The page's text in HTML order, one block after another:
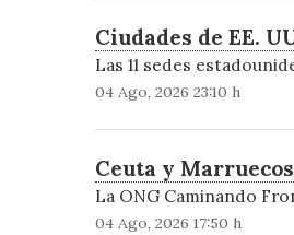
Ciudades de EE.
Las 11 sedes
04 Ago, 2026 23:10 h
Ceuta y
La ONG Caminando
04 Ago, 2026 17:50 h